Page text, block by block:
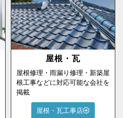
屋根・瓦
屋根修理・雨漏り修理・新築屋
根工事などに対応可能な会社を
掲載
屋根・瓦工事店